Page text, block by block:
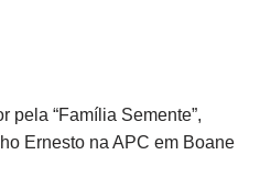
pela “Família Semente”,
Ernesto na APC em Boane